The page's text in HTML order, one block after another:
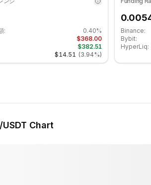
:
0.40%
$368.00
$382.51
$14.51 (3.94%)
Binance:
Bybit:
HyperLiq:
USDT Chart